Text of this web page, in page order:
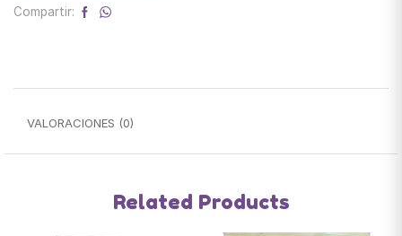
Compartir:
VALORACIONES (0)
Related Products